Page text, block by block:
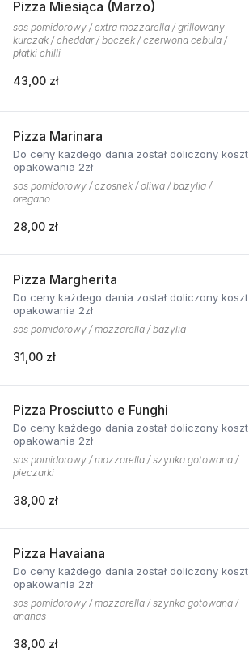
Pizza Miesiąca (Marzo)
sos pomidorowy / extra mozzarella / grillowany
kurczak / cheddar / boczek / czerwona cebula /
płatki chilli
43,00 zł
Pizza Marinara
Do ceny każdego dania został doliczony koszt
opakowania 2zł
sos pomidorowy / czosnek / oliwa / bazylia /
oregano
28,00 zł
Pizza Margherita
Do ceny każdego dania został doliczony koszt
opakowania 2zł
sos pomidorowy / mozzarella / bazylia
31,00 zł
Pizza Prosciutto e Funghi
Do ceny każdego dania został doliczony koszt
opakowania 2zł
sos pomidorowy / mozzarella / szynka gotowana /
pieczarki
38,00 zł
Pizza Havaiana
Do ceny każdego dania został doliczony koszt
opakowania 2zł
sos pomidorowy / mozzarella / szynka gotowana /
ananas
38,00 zł